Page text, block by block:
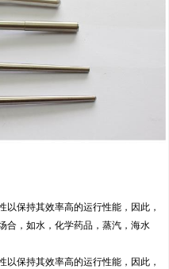
保持其效率高的运行性能，因此，
合，如水，化学药品，蒸汽，海水
保持其效率高的运行性能，因此，